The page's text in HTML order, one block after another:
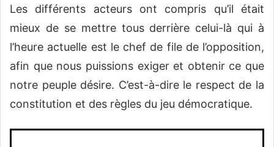
Les différents acteurs ont compris qu’il était
mieux de se mettre tous derrière celui-là qui à
l’heure actuelle est le chef de file de l’opposition,
afin que nous puissions exiger et obtenir ce que
notre peuple désire. C’est-à-dire le respect de la
constitution et des règles du jeu démocratique.